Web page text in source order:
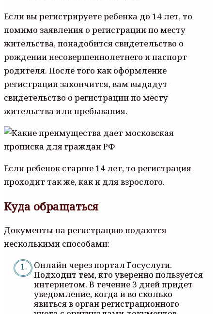
Если вы регистрируете ребенка до 14 лет, то
помимо заявления о регистрации по месту
жительства, понадобится свидетельство о
рождении несовершеннолетнего и паспорт
родителя. После того как оформление
регистрации закончится, вам выдадут
свидетельство о регистрации по месту
жительства или пребывания.
Если ребенок старше 14 лет, то регистрация
проходит так же, как и для взрослого.
Куда обращаться
Документы на регистрацию подаются
несколькими способами:
Онлайн через портал Госуслуги.
Подходит тем, кто уверенно пользуется
интернетом. В течение 3 дней придет
уведомление, когда и во сколько
явиться в орган регистрационного